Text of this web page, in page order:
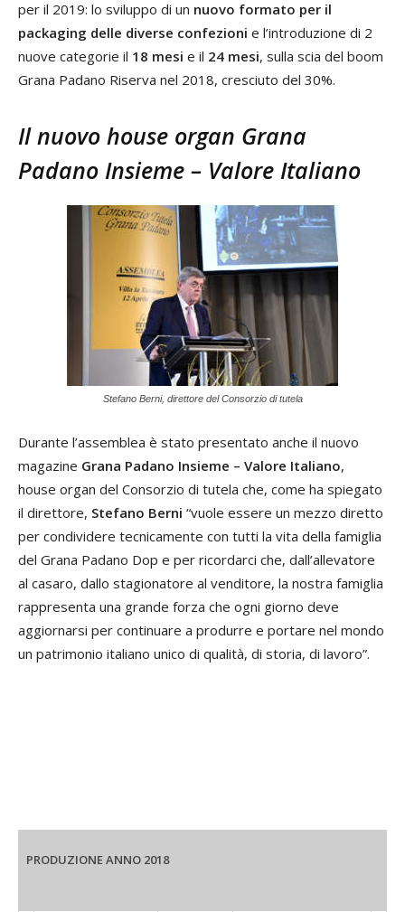
per il 2019: lo sviluppo di un nuovo formato per il
packaging delle diverse confezioni e l’introduzione di 2
nuove categorie il 18 mesi e il 24 mesi, sulla scia del boom
Grana Padano Riserva nel 2018, cresciuto del 30%.
Il nuovo house organ Grana
Padano Insieme – Valore Italiano
Stefano Berni, direttore del Consorzio di tutela
Durante l’assemblea è stato presentato anche il nuovo
magazine Grana Padano Insieme – Valore Italiano,
house organ del Consorzio di tutela che, come ha spiegato
il direttore, Stefano Berni “vuole essere un mezzo diretto
per condividere tecnicamente con tutti la vita della famiglia
del Grana Padano Dop e per ricordarci che, dall’allevatore
al casaro, dallo stagionatore al venditore, la nostra famiglia
rappresenta una grande forza che ogni giorno deve
aggiornarsi per continuare a produrre e portare nel mondo
un patrimonio italiano unico di qualità, di storia, di lavoro”.
PRODUZIONE ANNO 2018